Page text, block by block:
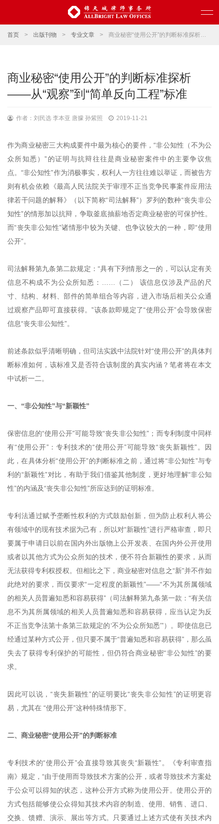
首页 > 出版刊物 > 专业文章 > 商业秘密“使用公开”的判断标准探析——从“观察”到“简单反向工程”标准
商业秘密“使用公开”的判断标准探析
——从“观察”到“简单反向工程”标准
作者：刘民选 李本亚 唐朦 孙紫照 2019-11-21
作为商业秘密三大构成要件中最为核心的要件，“非公知性（不为公
众所知悉）”的证明与抗辩往往是商业秘密案件中的主要争议焦
点。“非公知性”作为消极事实，权利人一方往往难以举证，而被告方
则有机会依赖《最高人民法院关于审理不正当竞争民事案件应用法
律若干问题的解释》（以下简称“司法解释”）罗列的数种“丧失非公
知性”的情形加以抗辩，争取釜底抽薪地否定商业秘密的可保护性。
而“丧失非公知性”诸情形中较为关键、也争议较大的一种，即“使用
公开”。
司法解释第九条第二款规定：“具有下列情形之一的，可以认定有关
信息不构成不为公众所知悉：……（二） 该信息仅涉及产品的尺
寸、结构、材料、部件的简单组合等内容，进入市场后相关公众通
过观察产品即可直接获得。”该条款即规定了“使用公开”会导致保密
信息“丧失非公知性”。
前述条款似乎清晰明确，但司法实践中法院针对“使用公开”的具体判
断标准如何，该标准又是否符合该制度的真实内涵？笔者将在本文
中试析一二。
一、“非公知性”与“新颖性”
保密信息的“使用公开”可能导致“丧失非公知性”；而专利制度中同样
有“使用公开”：专利技术的“使用公开”可能导致“丧失新颖性”。因
此，在具体分析“使用公开”的判断标准之前，通过将“非公知性”与专
利的“新颖性”对比，有助于我们借鉴其他制度，更好地理解“非公知
性”的内涵及“丧失非公知性”所应达到的证明标准。
专利法通过赋予垄断性权利的方式鼓励创新，但为防止权利人将公
有领域中的现有技术据为己有，所以对“新颖性”进行严格审查，即只
要属于申请日以前在国内外出版物上公开发表、在国内外公开使用
或者以其他方式为公众所知的技术，便不符合新颖性的要求，从而
无法获得专利权授权。但相比之下，商业秘密对信息之“新”并不作如
此绝对的要求，而仅要求“一定程度的新颖性”——“不为其所属领域
的相关人员普遍知悉和容易获得”（司法解释第九条第一款：“有关信
息不为其所属领域的相关人员普遍知悉和容易获得，应当认定为反
不正当竞争法第十条第三款规定的‘不为公众所知悉’”）。即使信息已
经通过某种方式公开，但只要不属于“普遍知悉和容易获得”，那么虽
失去了获得专利保护的可能性，但仍符合商业秘密“非公知性”的要
求。
因此可以说，“丧失新颖性”的证明要比“丧失非公知性”的证明更容
易，尤其在 “使用公开”这种特殊情形下。
二、商业秘密“使用公开”的判断标准
专利技术的“使用公开”会直接导致其丧失“新颖性”。《专利审查指
南》规定，“由于使用而导致技术方案的公开，或者导致技术方案处
于公众可以得知的状态，这种公开方式称为使用公开。使用公开的
方式包括能够使公众得知其技术内容的制造、使用、销售、进口、
交换、馈赠、演示、展出等方式。只要通过上述方式使有关技术内